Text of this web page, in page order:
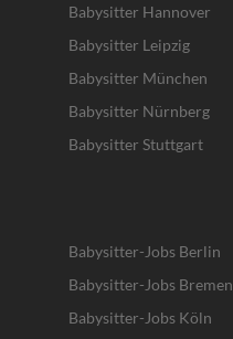
Babysitter Hannover
Babysitter Leipzig
Babysitter München
Babysitter Nürnberg
Babysitter Stuttgart
Babysitter-Jobs Berlin
Babysitter-Jobs Bremen
Babysitter-Jobs Köln